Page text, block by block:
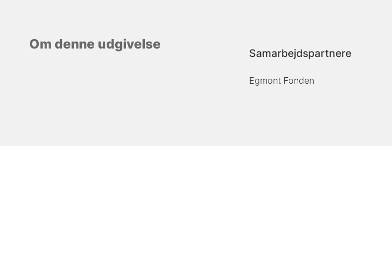
Om denne udgivelse
Samarbejdspartnere
Egmont Fonden